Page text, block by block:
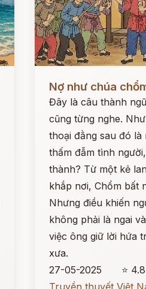
Nợ như chúa
Đây là câu thành
cũng từng nghe.
thoại đằng sau đó
thấm đẫm tình
thành? Từ một kẻ
khắp nơi, Chổm bất
Nhưng điều khiến
không phải là ngai
việc ông giữ lời hứa
xưa.
27-05-2025
⭐ 4.8
Truyền thuyết Việt